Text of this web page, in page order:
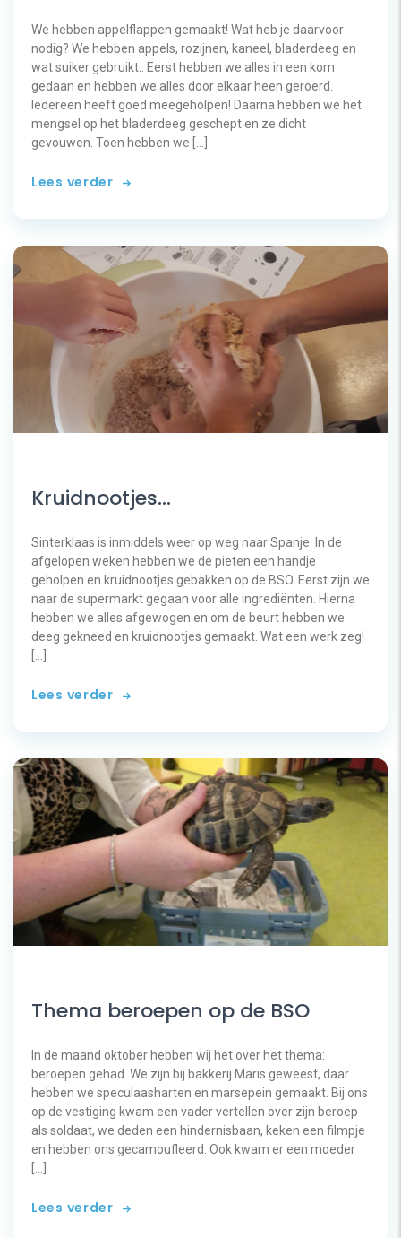
We hebben appelflappen gemaakt! Wat heb je daarvoor
nodig? We hebben appels, rozijnen, kaneel, bladerdeeg en
wat suiker gebruikt.. Eerst hebben we alles in een kom
gedaan en hebben we alles door elkaar heen geroerd.
Iedereen heeft goed meegeholpen! Daarna hebben we het
mengsel op het bladerdeeg geschept en ze dicht
gevouwen. Toen hebben we […]
Lees verder
Kruidnootjes…
Sinterklaas is inmiddels weer op weg naar Spanje. In de
afgelopen weken hebben we de pieten een handje
geholpen en kruidnootjes gebakken op de BSO. Eerst zijn we
naar de supermarkt gegaan voor alle ingrediënten. Hierna
hebben we alles afgewogen en om de beurt hebben we
deeg gekneed en kruidnootjes gemaakt. Wat een werk zeg!
Lees verder
Thema beroepen op de BSO
In de maand oktober hebben wij het over het thema:
beroepen gehad. We zijn bij bakkerij Maris geweest, daar
hebben we speculaasharten en marsepein gemaakt. Bij ons
op de vestiging kwam een vader vertellen over zijn beroep
als soldaat, we deden een hindernisbaan, keken een filmpje
en hebben ons gecamoufleerd. Ook kwam er een moeder
Lees verder